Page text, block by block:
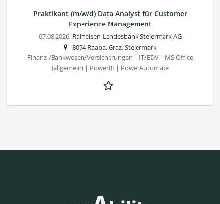
Praktikant (m/w/d) Data Analyst für Customer
Experience Management
07.08.2026, Raiffeisen-Landesbank Steiermark AG
8074 Raaba, Graz, Steiermark
Finanz-/Bankwesen/Versicherungen | IT/EDV | MS Office
(allgemein) | PowerBI | PowerAutomate